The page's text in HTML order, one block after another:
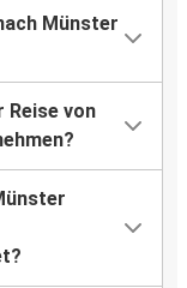
Münster
Reise von